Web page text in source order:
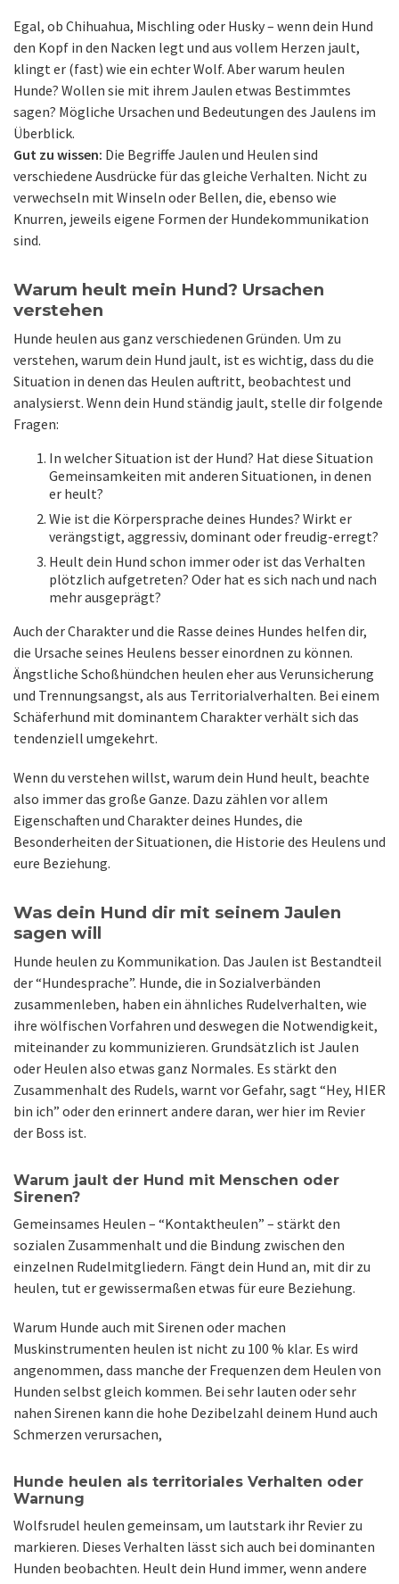
Egal, ob Chihuahua, Mischling oder Husky – wenn dein Hund
den Kopf in den Nacken legt und aus vollem Herzen jault,
klingt er (fast) wie ein echter Wolf. Aber warum heulen
Hunde? Wollen sie mit ihrem Jaulen etwas Bestimmtes
sagen? Mögliche Ursachen und Bedeutungen des Jaulens im
Überblick.
Gut zu wissen: Die Begriffe Jaulen und Heulen sind
verschiedene Ausdrücke für das gleiche Verhalten. Nicht zu
verwechseln mit Winseln oder Bellen, die, ebenso wie
Knurren, jeweils eigene Formen der Hundekommunikation
sind.
Warum heult mein Hund? Ursachen
verstehen
Hunde heulen aus ganz verschiedenen Gründen. Um zu
verstehen, warum dein Hund jault, ist es wichtig, dass du die
Situation in denen das Heulen auftritt, beobachtest und
analysierst. Wenn dein Hund ständig jault, stelle dir folgende
Fragen:
In welcher Situation ist der Hund? Hat diese Situation
Gemeinsamkeiten mit anderen Situationen, in denen
er heult?
Wie ist die Körpersprache deines Hundes? Wirkt er
verängstigt, aggressiv, dominant oder freudig-erregt?
Heult dein Hund schon immer oder ist das Verhalten
plötzlich aufgetreten? Oder hat es sich nach und nach
mehr ausgeprägt?
Auch der Charakter und die Rasse deines Hundes helfen dir,
die Ursache seines Heulens besser einordnen zu können.
Ängstliche Schoßhündchen heulen eher aus Verunsicherung
und Trennungsangst, als aus Territorialverhalten. Bei einem
Schäferhund mit dominantem Charakter verhält sich das
tendenziell umgekehrt.
Wenn du verstehen willst, warum dein Hund heult, beachte
also immer das große Ganze. Dazu zählen vor allem
Eigenschaften und Charakter deines Hundes, die
Besonderheiten der Situationen, die Historie des Heulens und
eure Beziehung.
Was dein Hund dir mit seinem Jaulen
sagen will
Hunde heulen zu Kommunikation. Das Jaulen ist Bestandteil
der “Hundesprache”. Hunde, die in Sozialverbänden
zusammenleben, haben ein ähnliches Rudelverhalten, wie
ihre wölfischen Vorfahren und deswegen die Notwendigkeit,
miteinander zu kommunizieren. Grundsätzlich ist Jaulen
oder Heulen also etwas ganz Normales. Es stärkt den
Zusammenhalt des Rudels, warnt vor Gefahr, sagt “Hey, HIER
bin ich” oder den erinnert andere daran, wer hier im Revier
der Boss ist.
Warum jault der Hund mit Menschen oder
Sirenen?
Gemeinsames Heulen – “Kontaktheulen” – stärkt den
sozialen Zusammenhalt und die Bindung zwischen den
einzelnen Rudelmitgliedern. Fängt dein Hund an, mit dir zu
heulen, tut er gewissermaßen etwas für eure Beziehung.
Warum Hunde auch mit Sirenen oder machen
Muskinstrumenten heulen ist nicht zu 100 % klar. Es wird
angenommen, dass manche der Frequenzen dem Heulen von
Hunden selbst gleich kommen. Bei sehr lauten oder sehr
nahen Sirenen kann die hohe Dezibelzahl deinem Hund auch
Schmerzen verursachen,
Hunde heulen als territoriales Verhalten oder
Warnung
Wolfsrudel heulen gemeinsam, um lautstark ihr Revier zu
markieren. Dieses Verhalten lässt sich auch bei dominanten
Hunden beobachten. Heult dein Hund immer, wenn andere